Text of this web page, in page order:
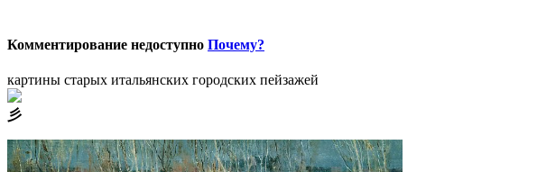
Комментирование недоступно Почему?
картины старых итальянских городских пейзажей
⼺